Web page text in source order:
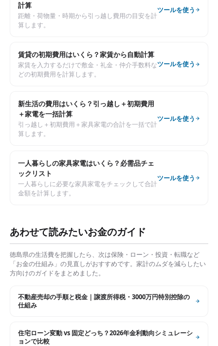
計算
距離・荷物量・時期から引っ越し費用の目安を計
算します。
ツールを使う
賃貸の初期費用はいくら？家賃から自動計算
家賃を入力するだけで敷金・礼金・仲介手数料な
どの初期費用を計算します。
ツールを使う
新生活の費用はいくら？引っ越し＋初期費用
＋家電を一括計算
引っ越し＋初期費用＋家具家電の合計を一括で計
算します。
ツールを使う
一人暮らしの家具家電はいくら？必需品チェ
ックリスト
一人暮らしに必要な家具家電をチェックして合計
金額を計算します。
ツールを使う
あわせて読みたいお金のガイド
徳島県の生活費を把握したら、次は保険・ローン・投資・転職など
「お金の仕組み」の見直しがおすすめです。家計のムダを減らしたい
方向けのガイドをまとめました。
不動産売却の手順と税金｜譲渡所得税・3000万円特別控除の
仕組み
住宅ローン変動 vs 固定どっち？2026年金利動向シミュレーシ
ョンで比較